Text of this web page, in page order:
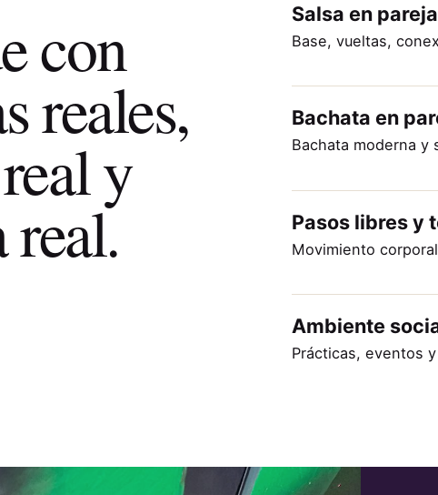
con
reales,
y
Salsa en
Base, vueltas,
Bachata en
Bachata moderna y
Pasos libres y
Movimiento
Ambiente
Prácticas, eventos